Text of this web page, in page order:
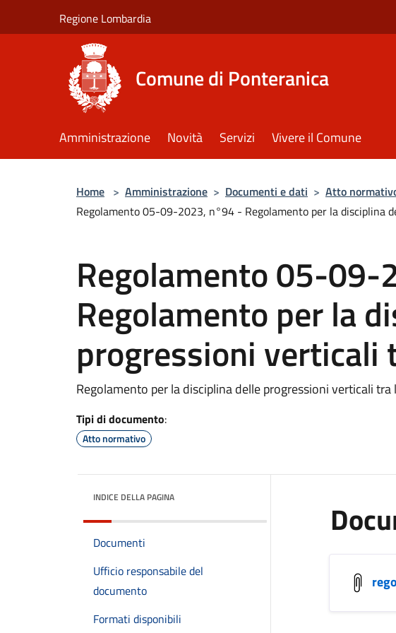
Regione Lombardia
Comune di Ponteranica
Amministrazione Novità Servizi Vivere il Comune
Home > Amministrazione > Documenti e dati > Atto
Regolamento 05-09-2023, n°94 - Regolamento per la disciplina
Regolamento 05-
Regolamento per la
progressioni verticali
Regolamento per la disciplina delle progressioni verticali tra
Tipi di documento:
Atto normativo
INDICE DELLA PAGINA
Documenti
Ufficio responsabile del
documento
Formati disponibili